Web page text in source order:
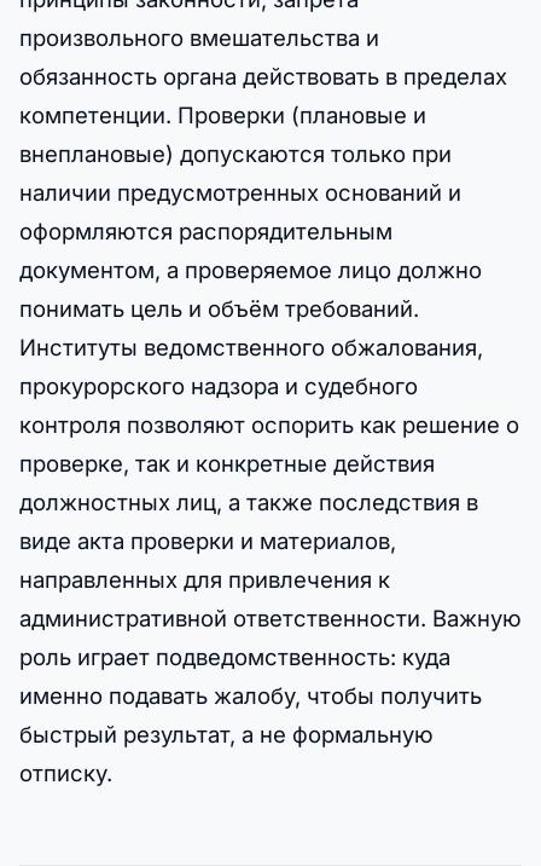
произвольного вмешательства и
обязанность органа действовать в пределах
компетенции. Проверки (плановые и
внеплановые) допускаются только при
наличии предусмотренных оснований и
оформляются распорядительным
документом, а проверяемое лицо должно
понимать цель и объём требований.
Институты ведомственного обжалования,
прокурорского надзора и судебного
контроля позволяют оспорить как решение о
проверке, так и конкретные действия
должностных лиц, а также последствия в
виде акта проверки и материалов,
направленных для привлечения к
административной ответственности. Важную
роль играет подведомственность: куда
именно подавать жалобу, чтобы получить
быстрый результат, а не формальную
отписку.